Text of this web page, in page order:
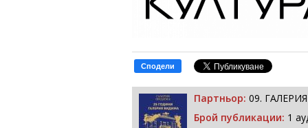
Сподели
Партньор: 09.
Брой публикации: 1